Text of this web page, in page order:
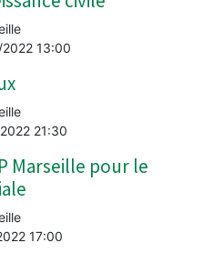
13:00
21:30
Marseille pour le
17:00